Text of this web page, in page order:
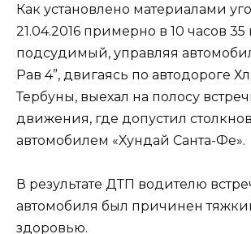
Как установлено материалами
21.04.2016 примерно в 10 часов
подсудимый, управляя
Рав 4”, двигаясь по автодороге
Тербуны, выехал на полосу
движения, где допустил
автомобилем «Хундай Санта-Фе».
В результате ДТП водителю
автомобиля был причинен
здоровью.